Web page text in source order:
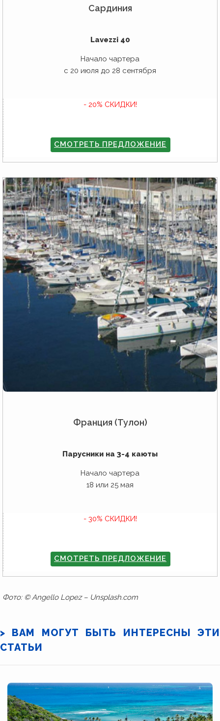
Сардиния
Lavezzi 40
Начало чартера
с 20 июля до 28 сентября
- 20% СКИДКИ!
СМОТРЕТЬ ПРЕДЛОЖЕНИЕ
Франция (Тулон)
Парусники на 3-4 каюты
Начало чартера
18 или 25 мая
- 30% СКИДКИ!
СМОТРЕТЬ ПРЕДЛОЖЕНИЕ
Фото: © Angello Lopez – Unsplash.com
> ВАМ МОГУТ БЫТЬ ИНТЕРЕСНЫ ЭТИ
СТАТЬИ